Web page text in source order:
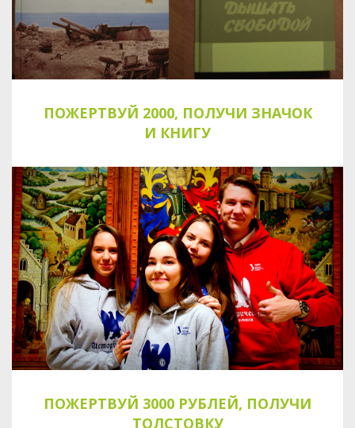
ПОЖЕРТВУЙ 2000, ПОЛУЧИ ЗНАЧОК
И КНИГУ
ПОЖЕРТВУЙ 3000 РУБЛЕЙ, ПОЛУЧИ
ТОЛСТОВКУ